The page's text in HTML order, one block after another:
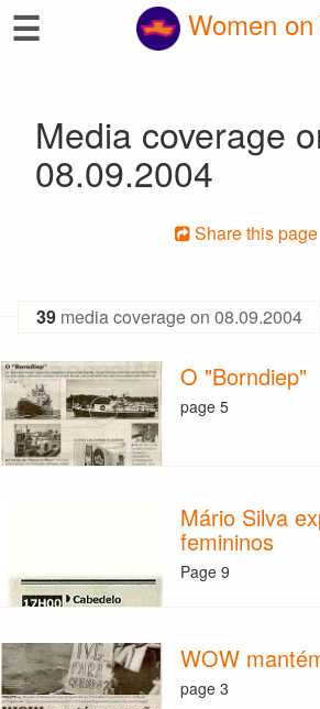
☰ Women
Media coverage
08.09.2004
Share this page
39 media coverage on 08.09.2004
O "Borndiep"
page 5
Mário Silva
femininos
Page 9
WOW
page 3